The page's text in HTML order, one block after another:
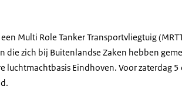
Multi Role Tanker Transportvliegtuig
die zich bij Buitenlandse Zaken hebben
luchtmachtbasis Eindhoven. Voor zaterdag